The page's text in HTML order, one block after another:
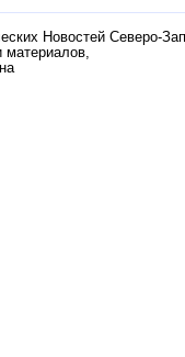
Новостей Северо-
материалов,